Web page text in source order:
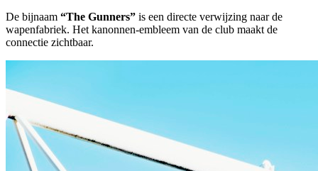
De bijnaam “The Gunners” is een directe verwijzing naar de
wapenfabriek. Het kanonnen-embleem van de club maakt de
connectie zichtbaar.